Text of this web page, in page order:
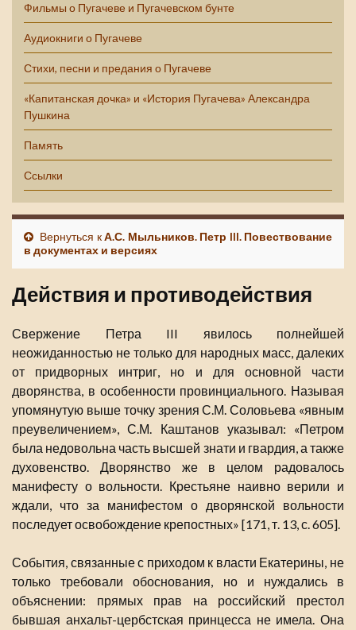
Фильмы о Пугачеве и Пугачевском бунте
Аудиокниги о Пугачеве
Стихи, песни и предания о Пугачеве
«Капитанская дочка» и «История Пугачева» Александра
Пушкина
Память
Ссылки
Вернуться кА.С. Мыльников. Петр III. Повествование
в документах и версиях
Действия и противодействия
Свержение Петра III явилось полнейшей
неожиданностью не только для народных масс, далеких
от придворных интриг, но и для основной части
дворянства, в особенности провинциального. Называя
упомянутую выше точку зрения С.М. Соловьева «явным
преувеличением», С.М. Каштанов указывал: «Петром
была недовольна часть высшей знати и гвардия, а также
духовенство. Дворянство же в целом радовалось
манифесту о вольности. Крестьяне наивно верили и
ждали, что за манифестом о дворянской вольности
последует освобождение крепостных» [171, т. 13, с. 605].
События, связанные с приходом к власти Екатерины, не
только требовали обоснования, но и нуждались в
объяснении: прямых прав на российский престол
бывшая анхальт-цербстская принцесса не имела. Она